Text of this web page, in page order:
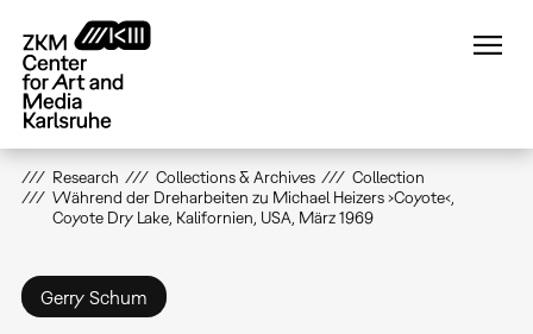
main
content
Research Collections & Archives
Collection
Während der Dreharbeiten zu Michael Heizers ›Coyote‹,
Coyote Dry Lake, Kalifornien, USA, März 1969
Gerry Schum